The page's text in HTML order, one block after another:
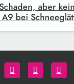
aber
bei